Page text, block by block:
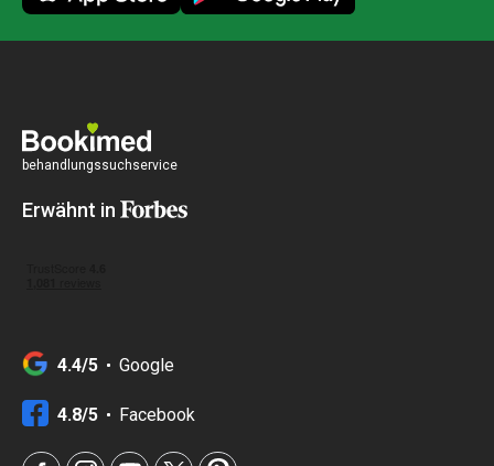
behandlungssuchservice
Erwähnt in
4.4/5 Google
4.8/5 Facebook